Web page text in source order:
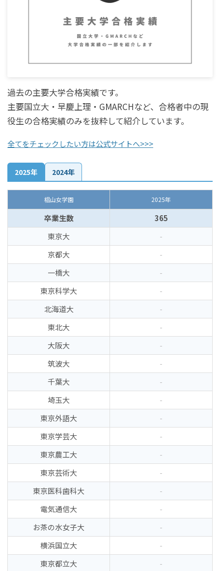
過去の主要大学合格実績です。
主要国立大・早慶上理・GMARCHなど、合格者中の現
役生の合格実績のみを抜粋して紹介しています。
全てをチェックしたい方は公式サイトへ>>>
2025年 2024年
椙山女学園 2025年
卒業生数
365
東京大
-
京都大
-
一橋大
-
東京科学大
-
北海道大
-
東北大
-
大阪大
-
筑波大
-
千葉大
-
埼玉大
-
東京外語大
-
東京学芸大
-
東京農工大
-
東京芸術大
-
東京医科歯科大
-
電気通信大
-
お茶の水女子大
-
横浜国立大
-
東京都立大
-